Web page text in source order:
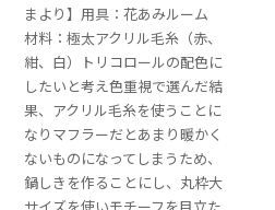
まより】用具：花あみルーム
材料：極太アクリル毛糸（赤、
紺、白）トリコロールの配色に
したいと考え色重視で選んだ結
果、アクリル毛糸を使うことに
なりマフラーだとあまり暖かく
ないものになってしまうため、
鍋しきを作ることにし、丸枠大
サイズを使いモチーフを目立た